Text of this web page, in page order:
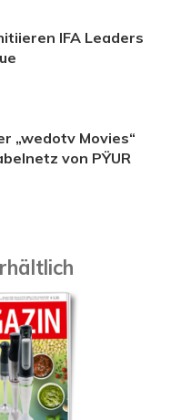
IFA Leaders
„wedotv Movies“
von PŸUR